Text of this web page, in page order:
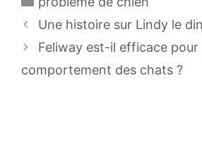
Navigation
des
Une histoire sur Lindy le
Feliway est-il efficace
comportement des chats ?